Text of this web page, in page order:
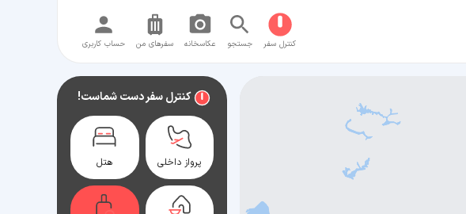
کنترل سفر جستجو عکاسخانه سفر‌های من حساب کاربری
کنترل سفر دست شماست!
پرواز داخلی هتل